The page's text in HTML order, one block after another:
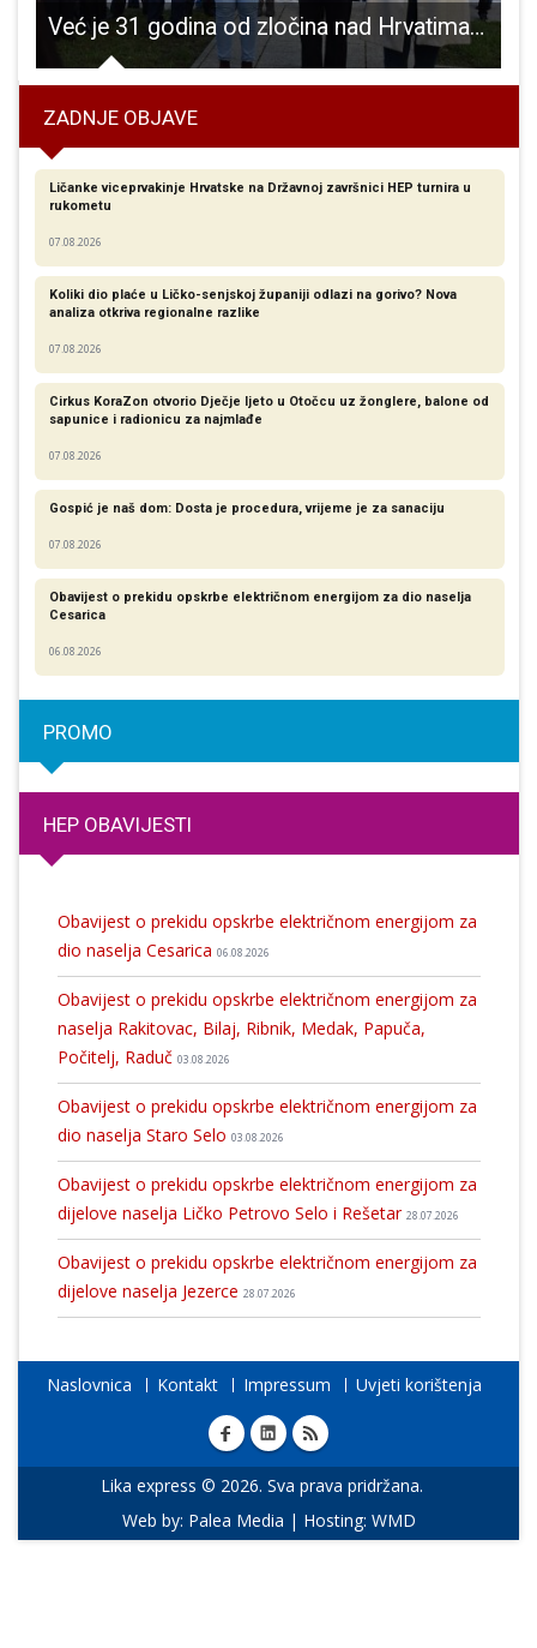
Već je 31 godina od zločina nad Hrvatima u Širokoj Kuli,a pravda još nije zadovoljena
ZADNJE OBJAVE
Ličanke viceprvakinje Hrvatske na Državnoj završnici HEP turnira u
rukometu
07.08.2026
Koliki dio plaće u Ličko-senjskoj županiji odlazi na gorivo? Nova
analiza otkriva regionalne razlike​
07.08.2026
Cirkus KoraZon otvorio Dječje ljeto u Otočcu uz žonglere, balone od
sapunice i radionicu za najmlađe
07.08.2026
Gospić je naš dom: Dosta je procedura, vrijeme je za sanaciju
07.08.2026
Obavijest o prekidu opskrbe električnom energijom za dio naselja
Cesarica
06.08.2026
PROMO
HEP OBAVIJESTI
Obavijest o prekidu opskrbe električnom energijom za
dio naselja Cesarica 06.08.2026
Obavijest o prekidu opskrbe električnom energijom za
naselja Rakitovac, Bilaj, Ribnik, Medak, Papuča,
Počitelj, Raduč 03.08.2026
Obavijest o prekidu opskrbe električnom energijom za
dio naselja Staro Selo 03.08.2026
Obavijest o prekidu opskrbe električnom energijom za
dijelove naselja Ličko Petrovo Selo i Rešetar 28.07.2026
Obavijest o prekidu opskrbe električnom energijom za
dijelove naselja Jezerce 28.07.2026
Naslovnica Kontakt Impressum Uvjeti korištenja
Lika express © 2026. Sva prava pridržana.
Web by: Palea Media | Hosting: WMD